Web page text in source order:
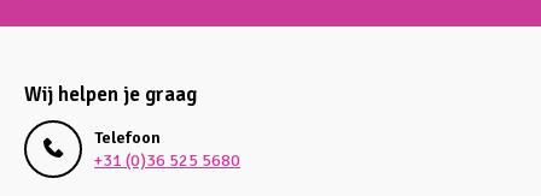
Wij helpen je graag
Telefoon
+31 (0)36 525 5680